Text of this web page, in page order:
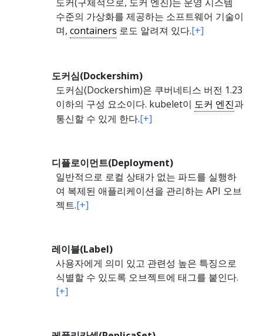
수준의 가상화를 제공하는 소프트웨어 기술이
며,containers 로도 알려져 있다.[+]
도커심(Dockershim)
도커심(Dockershim)은 쿠버네티스 버전 1.23
이하의 구성 요소이다. kubelet이 도커 엔진과
통신할 수 있게 한다.[+]
디플로이먼트(Deployment)
일반적으로 로컬 상태가 없는 파드를 실행하
여 복제된 애플리케이션을 관리하는 API 오브
젝트.[+]
레이블(Label)
사용자에게 의미 있고 관련성 높은 특징으로
식별할 수 있도록 오브젝트에 태그를 붙인다.
[+]